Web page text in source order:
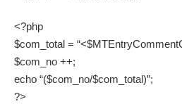
<?php
$com_total =
$com_no ++;
echo “($com_no/$com_total)”;
?>